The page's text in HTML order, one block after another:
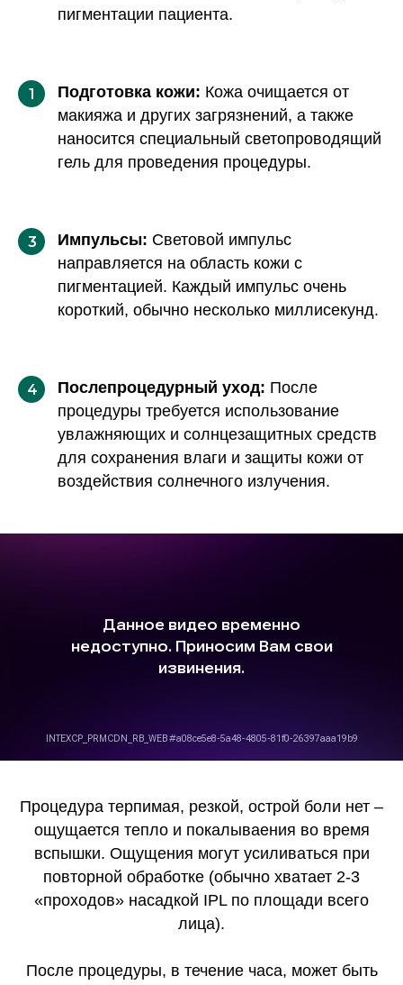
пигментации пациента.
1 Подготовка кожи: Кожа очищается от
макияжа и других загрязнений, а также
наносится специальный светопроводящий
гель для проведения процедуры.
3 Импульсы: Световой импульс
направляется на область кожи с
пигментацией. Каждый импульс очень
короткий, обычно несколько миллисекунд.
4 Послепроцедурный уход: После
процедуры требуется использование
увлажняющих и солнцезащитных средств
для сохранения влаги и защиты кожи от
воздействия солнечного излучения.
Процедура терпимая, резкой, острой боли нет –
ощущается тепло и покалываения во время
вспышки. Ощущения могут усиливаться при
повторной обработке (обычно хватает 2-3
«проходов» насадкой IPL по площади всего
лица).
После процедуры, в течение часа, может быть